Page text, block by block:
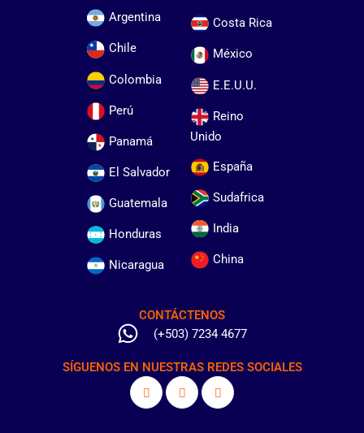
Argentina
Chile
Colombia
Perú
Panamá
El Salvador
Guatemala
Honduras
Nicaragua
Costa Rica
México
E.E.U.U.
Reino
Unido
España
Sudafrica
India
China
CONTÁCTENOS
(+503) 7234 4677
SÍGUENOS EN NUESTRAS REDES SOCIALES